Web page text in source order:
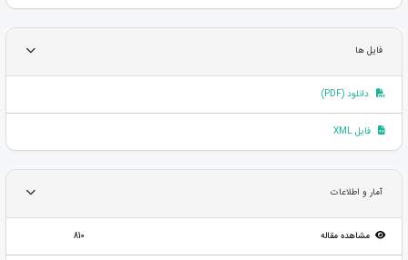
فایل ها
دانلود (PDF)
فایل XML
آمار و اطلاعات
مشاهده مقاله 810